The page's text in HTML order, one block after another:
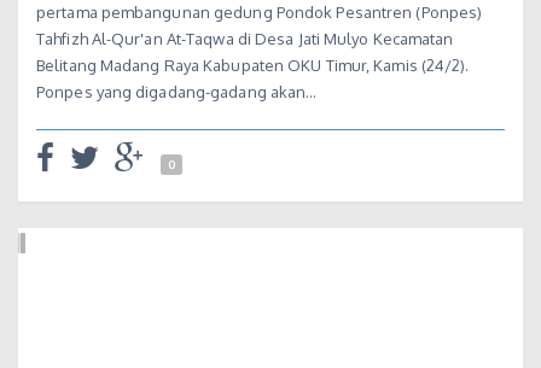
pertama pembangunan gedung Pondok Pesantren (Ponpes)
Tahfizh Al-Qur'an At-Taqwa di Desa Jati Mulyo Kecamatan
Belitang Madang Raya Kabupaten OKU Timur, Kamis (24/2).
Ponpes yang digadang-gadang akan…
0